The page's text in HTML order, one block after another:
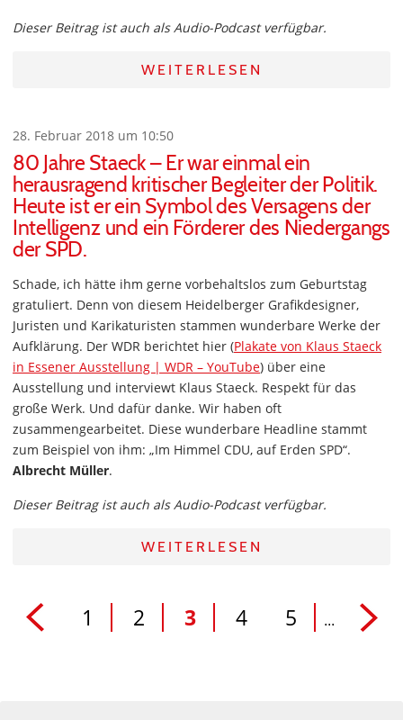
Dieser Beitrag ist auch als Audio-Podcast verfügbar.
WEITERLESEN
28. Februar 2018 um 10:50
80 Jahre Staeck – Er war einmal ein
herausragend kritischer Begleiter der Politik.
Heute ist er ein Symbol des Versagens der
Intelligenz und ein Förderer des Niedergangs
der SPD.
Schade, ich hätte ihm gerne vorbehaltslos zum Geburtstag
gratuliert. Denn von diesem Heidelberger Grafikdesigner,
Juristen und Karikaturisten stammen wunderbare Werke der
Aufklärung. Der WDR berichtet hier (Plakate von Klaus Staeck
in Essener Ausstellung | WDR – YouTube) über eine
Ausstellung und interviewt Klaus Staeck. Respekt für das
große Werk. Und dafür danke. Wir haben oft
zusammengearbeitet. Diese wunderbare Headline stammt
zum Beispiel von ihm: „Im Himmel CDU, auf Erden SPD“.
Albrecht Müller.
Dieser Beitrag ist auch als Audio-Podcast verfügbar.
WEITERLESEN
1 2 3 4 5 ...